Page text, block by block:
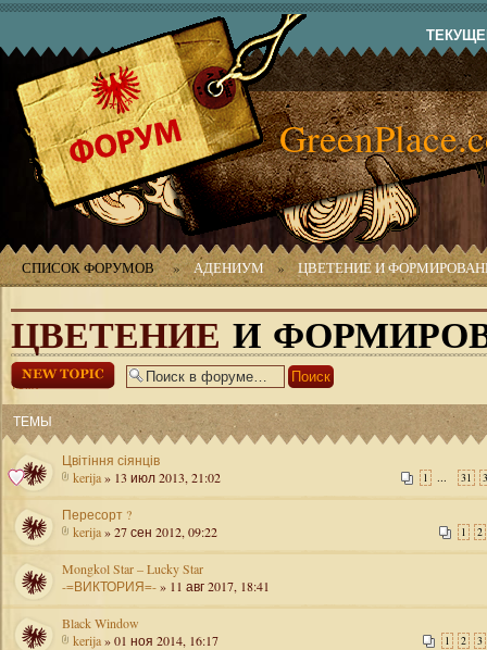
СПИСОК ФОРУМОВ » АДЕНИУМ » ЦВЕТЕНИЕ И
ЦВЕТЕНИЕ И
Начать новую
тему
ТЕМЫ
Цвітіння сіянців
1 ... 31
kerija» 13 июл 2013, 21:02
Пересорт ?
1 2
kerija» 27 сен 2012, 09:22
Mongkol Star – Lucky Star
-=ВИКТОРИЯ=-» 11 авг 2017, 18:41
Black Window
1 2 3
kerija» 01 ноя 2014, 16:17